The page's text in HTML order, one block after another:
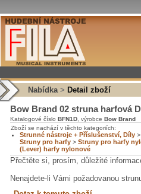
Nabídka > Detail zboží
Bow Brand 02 struna harfová
Katalogové číslo BFN1D , výrobce Bow Brand
Zboží se nachází v těchto kategoriích:
Strunné nástroje + Příslušenství, Díly >
Struny pro harfy > Struny pro harfy
(Lever) harfy nylonové
Přečtěte si, prosím, důležité
Nenajdete-li Vámi požadovanou